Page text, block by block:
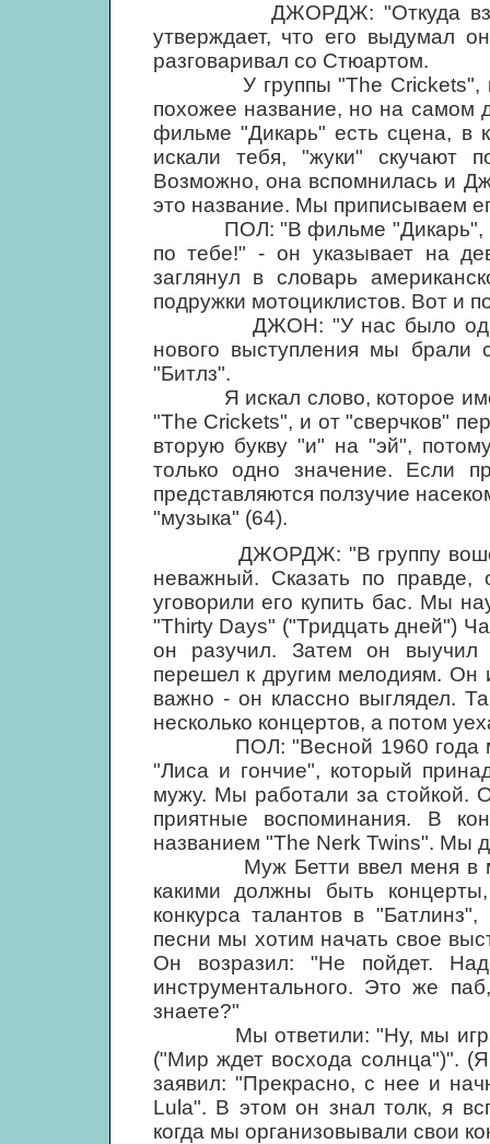
ДЖОРДЖ: "Откуда
утверждает, что его выдумал
разговаривал со Стюартом.
У группы "The Crickets",
похожее название, но на
фильме "Дикарь" есть сцена, в
искали тебя, "жуки" скучают
Возможно, она вспомнилась и
это название. Мы приписываем
ПОЛ: "В фильме "Дикарь",
по тебе!" - он указывает на
заглянул в словарь
подружки мотоциклистов. Вот и
ДЖОН: "У нас было одно
нового выступления мы брали
"Битлз".
Я искал слово, которое
"The Crickets", и от "сверчков"
вторую букву "и" на "эй",
только одно значение. Если
представляются ползучие
"музыка" (64).
ДЖОРДЖ: "В группу вошел и
неважный. Сказать по
уговорили его купить бас. Мы
"Thirty Days" ("Тридцать дней")
он разучил. Затем он выучил
перешел к другим мелодиям. Он
важно - он классно выглядел.
несколько концертов, а потом
ПОЛ: "Весной 1960 года мы
"Лиса и гончие", который
мужу. Мы работали за стойкой.
приятные воспоминания. В
названием "The Nerk Twins". Мы
Муж Бетти ввел меня в мир
какими должны быть
конкурса талантов в
песни мы хотим начать свое
Он возразил: "Не пойдет.
инструментального. Это же
знаете?"
Мы ответили: "Ну, мы
("Мир ждет восхода солнца")".
заявил: "Прекрасно, с нее и
Lula". В этом он знал толк, я
когда мы организовывали свои